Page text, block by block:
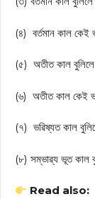
(৪) বৰ্তমান কাল কেই
(৫) অতীত কাল বুলিলে
(৬) অতীত কাল কেই
(৭) ভৱিষ্যত কাল
(৮) সম্ভাৱ্য ভূত কাল
Read also: